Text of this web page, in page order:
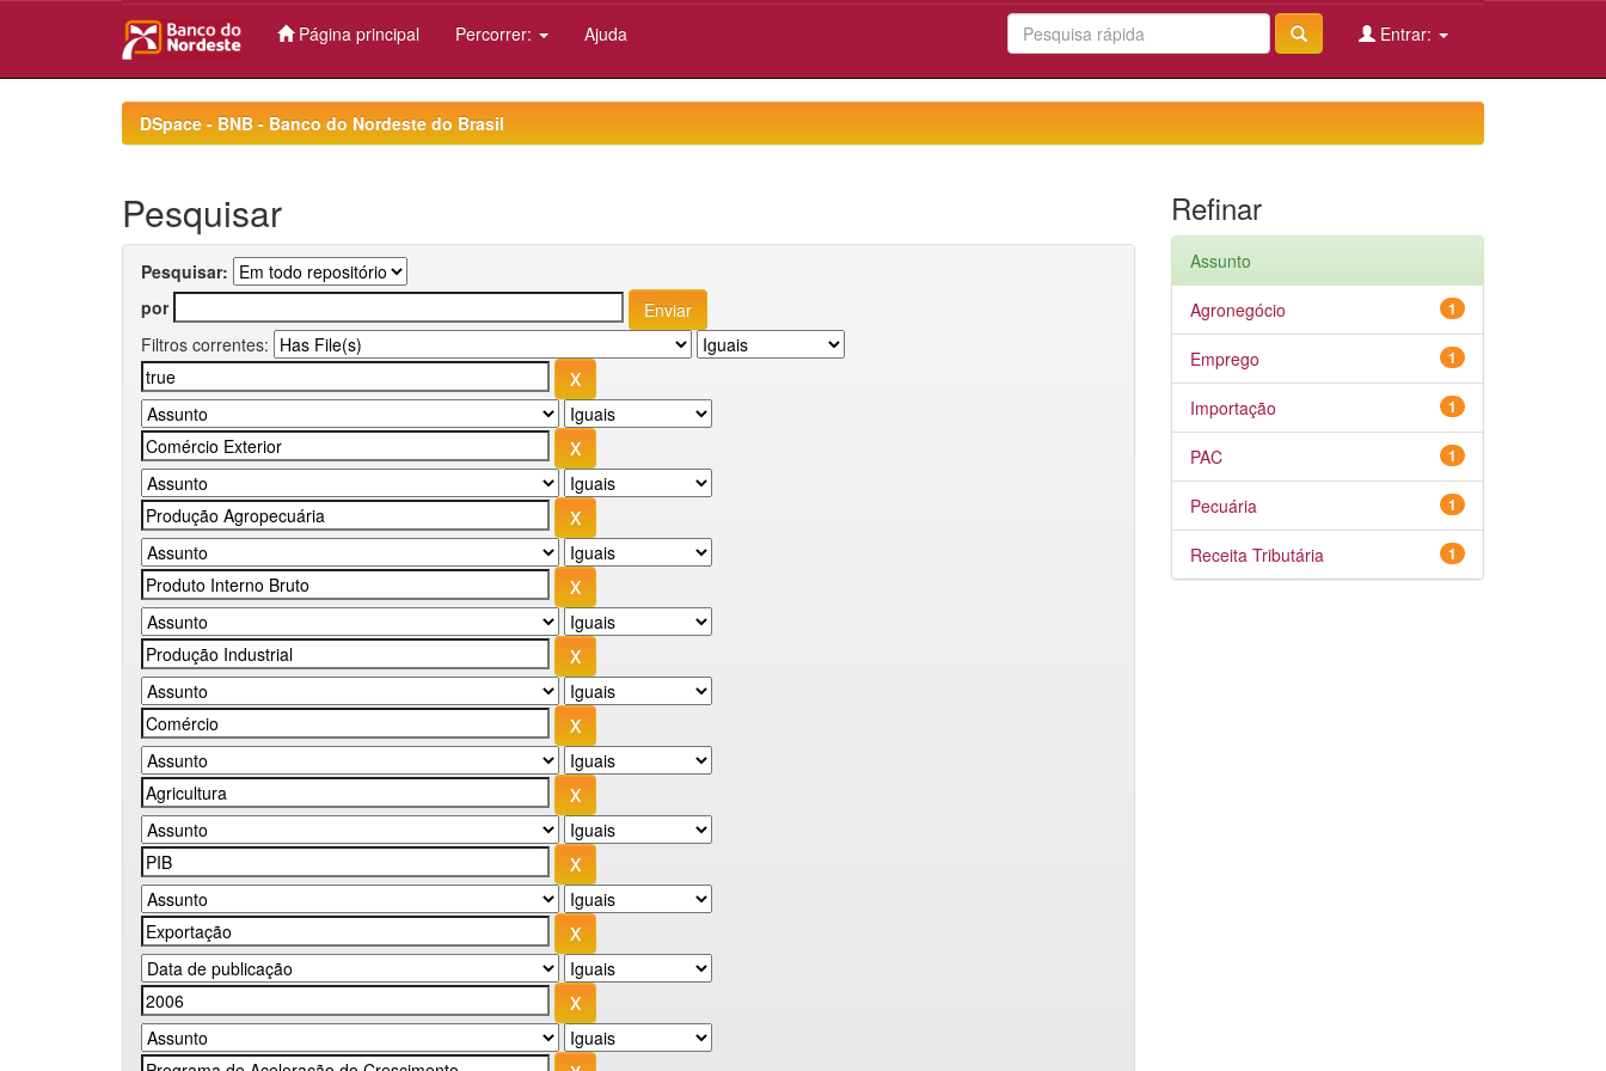
Página principal Percorrer: Ajuda Entrar:
DSpace - BNB - Banco do Nordeste do Brasil
Pesquisar
Pesquisar:
por
Filtros correntes:
Refinar
Assunto
1
Agronegócio
1
Emprego
1
Importação
1
PAC
1
Pecuária
1
Receita Tributária